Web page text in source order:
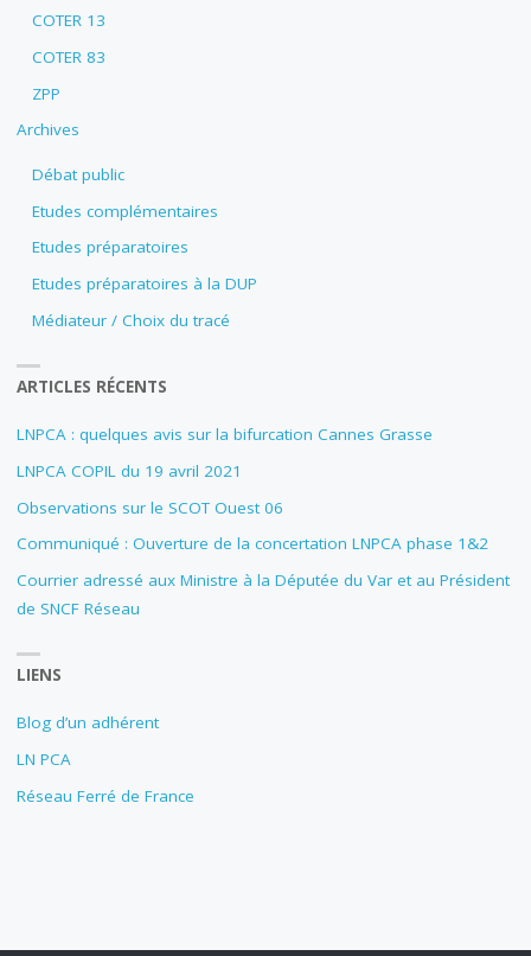
COTER 13
COTER 83
ZPP
Archives
Débat public
Etudes complémentaires
Etudes préparatoires
Etudes préparatoires à la DUP
Médiateur / Choix du tracé
ARTICLES RÉCENTS
LNPCA : quelques avis sur la bifurcation Cannes Grasse
LNPCA COPIL du 19 avril 2021
Observations sur le SCOT Ouest 06
Communiqué : Ouverture de la concertation LNPCA phase 1&2
Courrier adressé aux Ministre à la Députée du Var et au Président
de SNCF Réseau
LIENS
Blog d’un adhérent
LN PCA
Réseau Ferré de France